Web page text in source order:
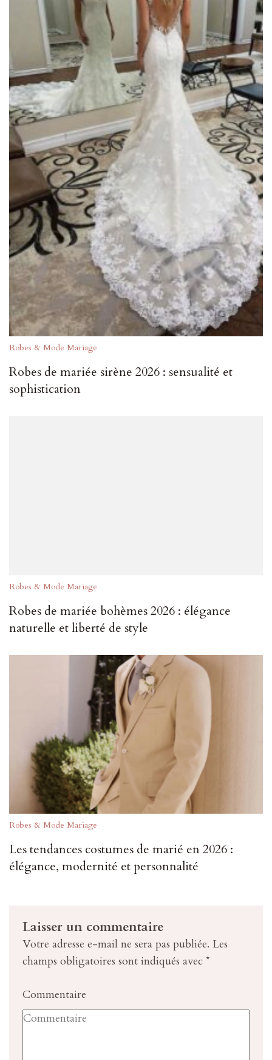
Robes & Mode Mariage
Robes de mariée sirène 2026 : sensualité et
sophistication
Robes & Mode Mariage
Robes de mariée bohèmes 2026 : élégance
naturelle et liberté de style
Robes & Mode Mariage
Les tendances costumes de marié en 2026 :
élégance, modernité et personnalité
Laisser un commentaire
Votre adresse e-mail ne sera pas publiée. Les
champs obligatoires sont indiqués avec*
Commentaire